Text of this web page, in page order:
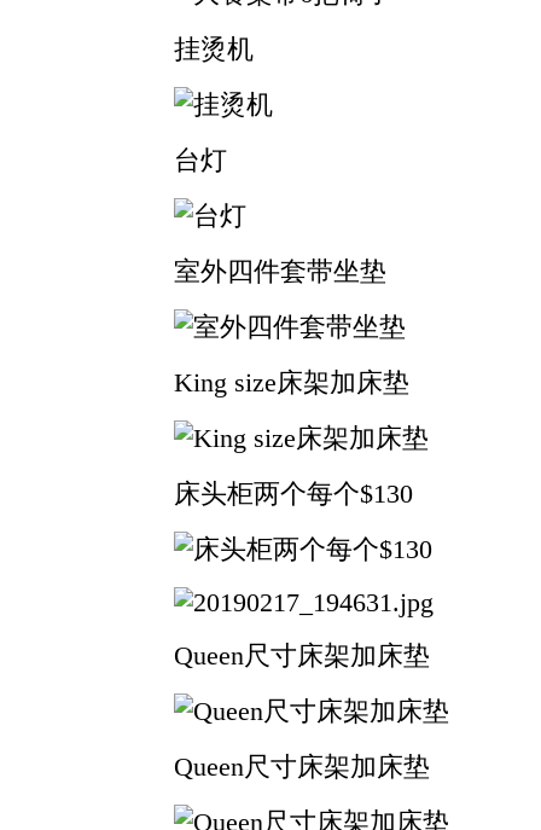
挂烫机
台灯
室外四件套带坐垫
King size床架加床垫
床头柜两个每个$130
Queen尺寸床架加床垫
Queen尺寸床架加床垫